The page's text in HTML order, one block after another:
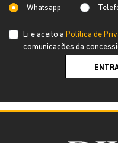
Whatsapp
Li e aceito a Política de
comunicações da